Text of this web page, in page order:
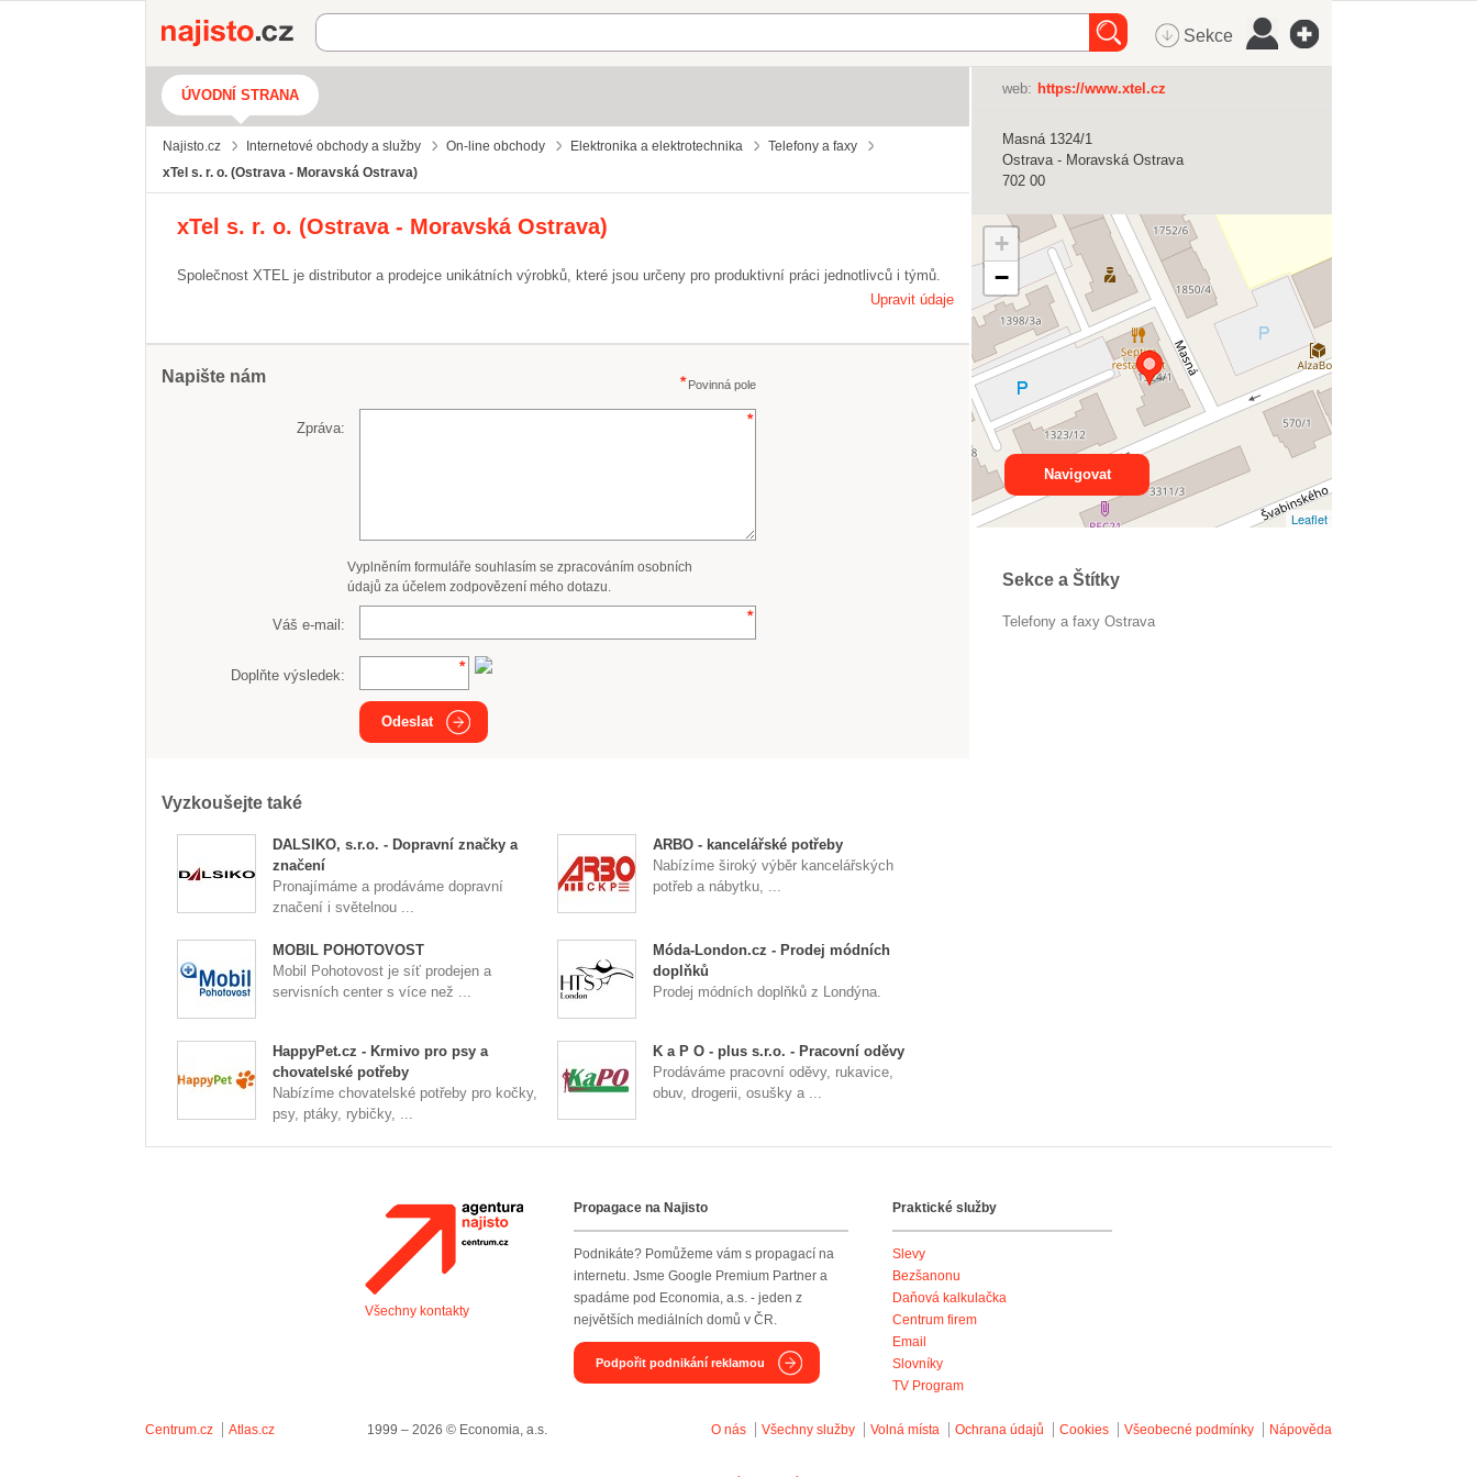
Najisto.cz Sekce
ÚVODNÍ STRANA
Najisto.cz Internetové obchody a služby On-line obchody Elektronika a elektrotechnika
Telefony a faxy
xTel s. r. o. (Ostrava - Moravská Ostrava)
xTel s. r. o. (Ostrava - Moravská Ostrava)
Společnost XTEL je distributor a prodejce unikátních výrobků, které jsou určeny pro produktivní práci jednotlivců i týmů.
Upravit údaje
Napište nám Povinná pole
Zpráva:
Vyplněním formuláře souhlasím se zpracováním osobních
údajů za účelem zodpovězení mého dotazu.
Váš e-mail:
Doplňte výsledek:
Odeslat
Vyzkoušejte také
DALSIKO, s.r.o. - Dopravní značky a
značení
Pronajímáme a prodáváme dopravní
značení i světelnou ...
ARBO - kancelářské potřeby
Nabízíme široký výběr kancelářských
potřeb a nábytku, ...
MOBIL POHOTOVOST
Mobil Pohotovost je síť prodejen a
servisních center s více než ...
Móda-London.cz - Prodej módních
doplňků
Prodej módních doplňků z Londýna.
HappyPet.cz - Krmivo pro psy a
chovatelské potřeby
Nabízíme chovatelské potřeby pro kočky,
psy, ptáky, rybičky, ...
K a P O - plus s.r.o. - Pracovní oděvy
Prodáváme pracovní oděvy, rukavice,
obuv, drogerii, osušky a ...
web: https://www.xtel.cz
Masná 1324/1
Ostrava - Moravská Ostrava
702 00
+
−
Leaflet
Navigovat
Sekce a Štítky
Telefony a faxy Ostrava
Agentura Najisto
Všechny kontakty
Propagace na Najisto
Podnikáte? Pomůžeme vám s propagací na
internetu. Jsme Google Premium Partner a
spadáme pod Economia, a.s. - jeden z
největších mediálních domů v ČR.
Podpořit podnikání reklamou
Praktické služby
Slevy
Bezšanonu
Daňová kalkulačka
Centrum firem
Email
Slovníky
TV Program
Centrum.cz Atlas.cz 1999 – 2026 © Economia, a.s. O nás Všechny služby Volná místa Ochrana údajů Cookies Všeobecné podmínky Nápověda